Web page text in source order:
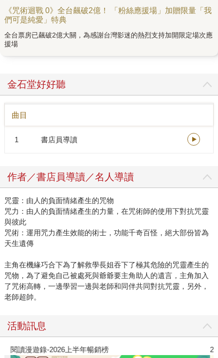
《咒術迴戰 0》全台飆破2億！ 「粉絲應援場」加贈限量「我
們可是純愛」特典
全台票房已飆破2億大關，為感謝台灣影迷的熱烈支持加開限定場次應
援場
金石堂好好聽
曲目
1 書店員導讀
作者／書店員導讀／名人導讀
咒靈：由人的負面情緒產生的咒物
咒力：由人的負面情緒產生的力量，在咒術師的使用下對抗咒靈
與彼此
咒術：運用咒力產生效能的術士，功能千奇百怪，絕大部份皆為
天生遺傳
主角在機緣巧合下為了解救學長姐吞下了極其危險的咒靈產生的
咒物，為了避免自己被處死與爺爺要主角助人的遺言，主角加入
了咒術高轉，一邊學習一邊與老師和同伴共同對抗咒靈，另外，
老師超帥。
活動訊息
閱讀漫遊錄-2026上半年暢銷榜